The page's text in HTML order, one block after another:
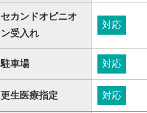
セカンドオピニオ
ン受入れ
対応
駐車場 対応
更生医療指定 対応